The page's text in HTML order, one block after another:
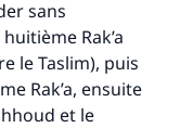
sans
Rak’a
le Taslim), puis
Rak’a, ensuite
et le